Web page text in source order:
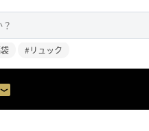
#リュック